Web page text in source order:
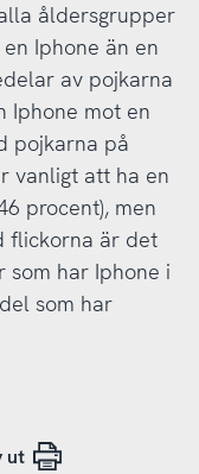
åldersgrupper
Iphone än en
av pojkarna
Iphone mot en
pojkarna på
vanligt att ha en
procent), men
flickorna är det
har Iphone i
som har
ut